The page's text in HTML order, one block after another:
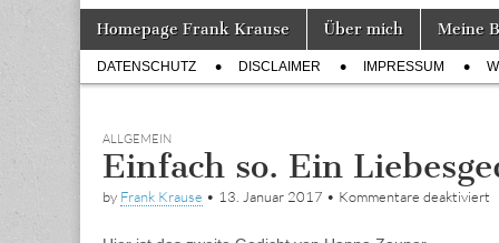
Tagebuch
Main
menu
Skip
content
Homepage Frank Krause Über mich Meine
Sub
menu
DATENSCHUTZ DISCLAIMER IMPRESSUM
ALLGEMEIN
Einfach so. Ein
by Frank Krause • 13. Januar 2017 • Kommentare deaktiviert